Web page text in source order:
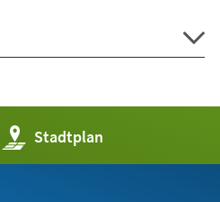
Stadtplan
(Öffnet
in
einem